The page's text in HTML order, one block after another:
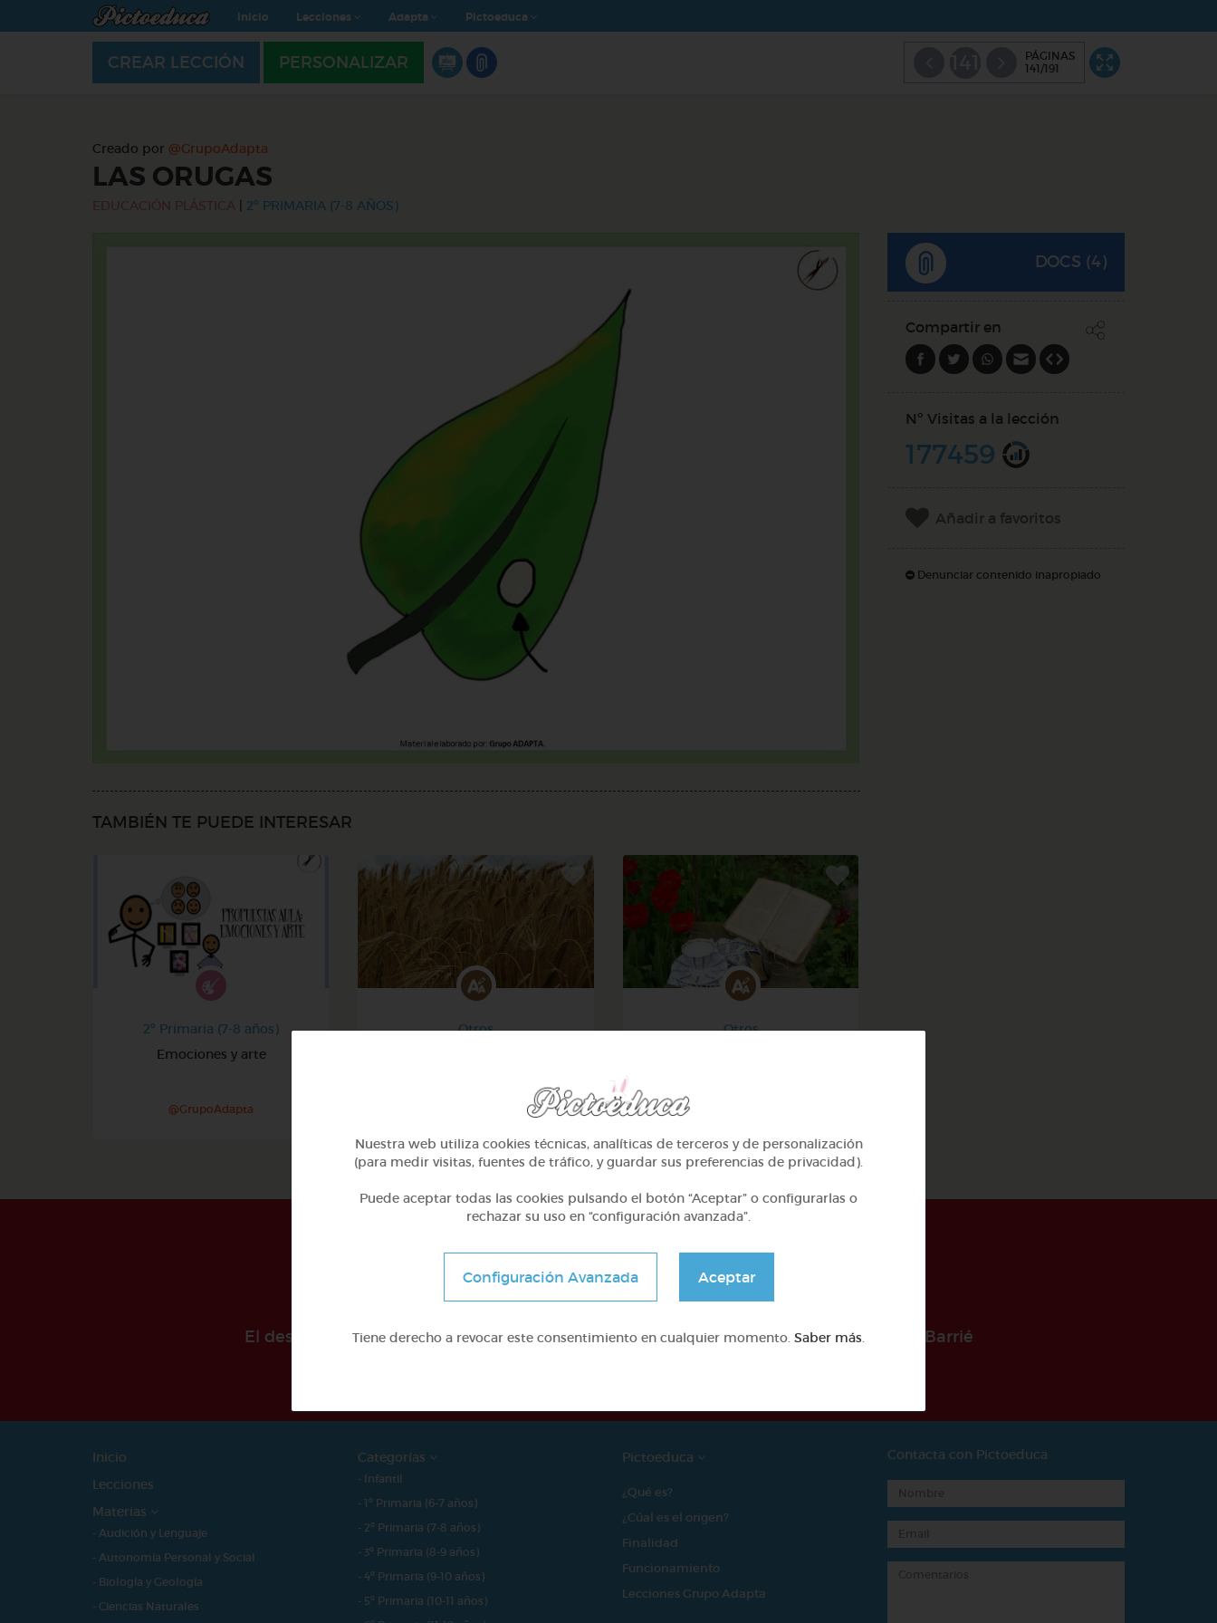
Inicio Lecciones Adapta Pictoeduca
CREAR LECCIÓN PERSONALIZAR
PÁGINAS
141/191
Creado por @GrupoAdapta
LAS ORUGAS
EDUCACIÓN PLÁSTICA 2º PRIMARIA (7-8 AÑOS)
TAMBIÉN TE PUEDE INTERESAR
2º Primaria (7-8 años)
Emociones y arte
@GrupoAdapta
Otros
@Webparaelespanol
Otros
@Webparaelespanol
DOCS (4)
Compartir en
Nº Visitas a la lección
177459
Añadir a favoritos
Denunciar contenido inapropiado
El desarollo de este proyecto ha sido posible gracias al mecenazgo de la Fundación Barrié
Inicio
Lecciones
Materias
- Audición y Lenguaje
- Autonomía Personal y Social
- Biología y Geología
- Ciencias Naturales
Categorías
- Infantil
- 1º Primaria (6-7 años)
- 2º Primaria (7-8 años)
- 3º Primaria (8-9 años)
- 4º Primaria (9-10 años)
- 5º Primaria (10-11 años)
Pictoeduca
¿Qué es?
¿Cúal es el origen?
Finalidad
Funcionamiento
Lecciones Grupo Adapta
Contacta con Pictoeduca
Nuestra web utiliza cookies técnicas, analíticas de terceros y de personalización
(para medir visitas, fuentes de tráfico, y guardar sus preferencias de privacidad).
Puede aceptar todas las cookies pulsando el botón “Aceptar” o configurarlas o
rechazar su uso en “configuración avanzada”.
Configuración Avanzada Aceptar
Tiene derecho a revocar este consentimiento en cualquier momento. Saber más.